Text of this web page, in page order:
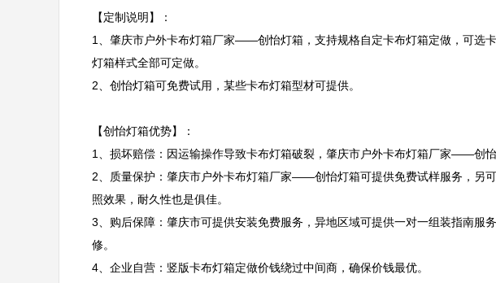
【定制说明】：
1、肇庆市户外卡布灯箱厂家——创怡灯箱，支持规格自定卡布灯箱定做，可选
灯箱样式全部可定做。
2、创怡灯箱可免费试用，某些卡布灯箱型材可提供。
【创怡灯箱优势】：
1、损坏赔偿：因运输操作导致卡布灯箱破裂，肇庆市户外卡布灯箱厂家——创怡
2、质量保护：肇庆市户外卡布灯箱厂家——创怡灯箱可提供免费试样服务，另
照效果，耐久性也是俱佳。
3、购后保障：肇庆市可提供安装免费服务，异地区域可提供一对一组装指南服
修。
4、企业自营：竖版卡布灯箱定做价钱绕过中间商，确保价钱最优。